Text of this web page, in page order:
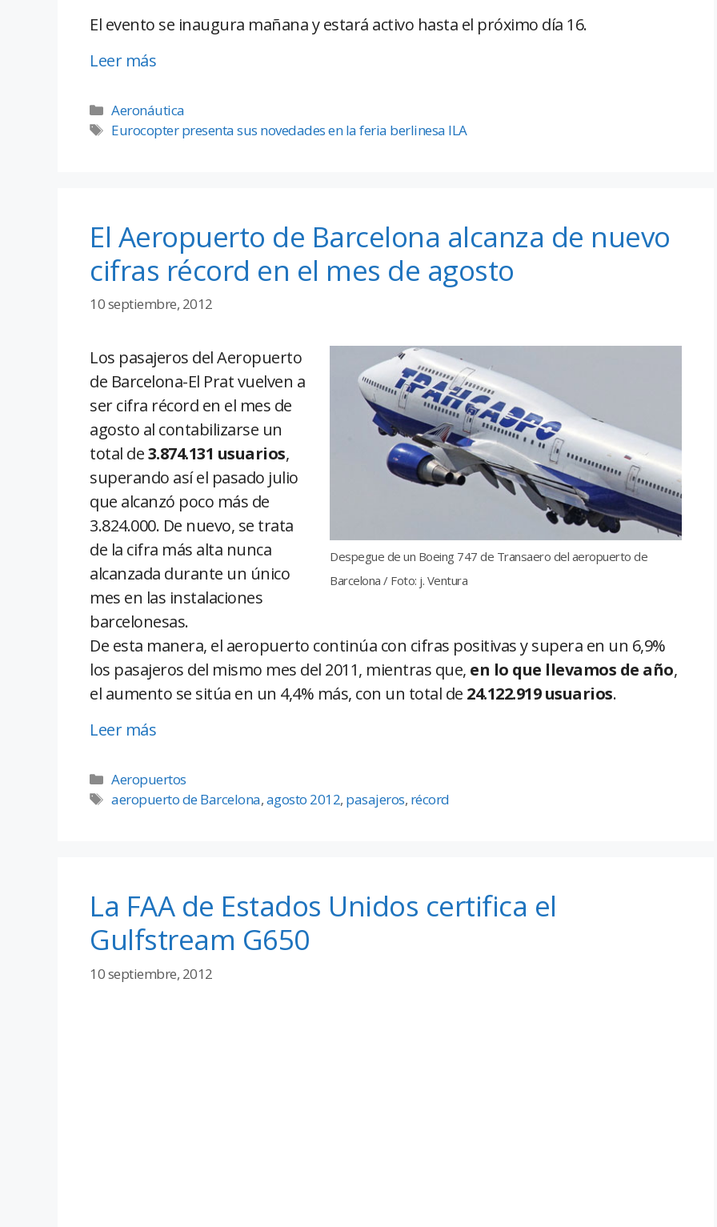
El evento se inaugura mañana y estará activo hasta el próximo día 16.
Leer más
Aeronáutica
Eurocopter presenta sus novedades en la feria berlinesa ILA
El Aeropuerto de Barcelona alcanza de nuevo
cifras récord en el mes de agosto
10 septiembre, 2012
Despegue de un Boeing 747 de Transaero del aeropuerto de
Barcelona / Foto: j. Ventura
Los pasajeros del Aeropuerto
de Barcelona-El Prat vuelven a
ser cifra récord en el mes de
agosto al contabilizarse un
total de3.874.131 usuarios,
superando así el pasado julio
que alcanzó poco más de
3.824.000. De nuevo, se trata
de la cifra más alta nunca
alcanzada durante un único
mes en las instalaciones
barcelonesas.
De esta manera, el aeropuerto continúa con cifras positivas y supera en un 6,9%
los pasajeros del mismo mes del 2011, mientras que, en lo que llevamos de año,
el aumento se sitúa en un 4,4% más, con un total de 24.122.919 usuarios.
Leer más
Aeropuertos
aeropuerto de Barcelona,agosto 2012, pasajeros, récord
La FAA de Estados Unidos certifica el
Gulfstream G650
10 septiembre, 2012